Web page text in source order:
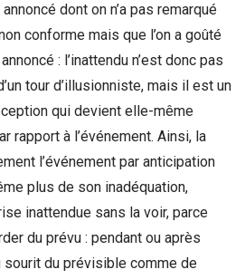
dont on n’a pas remarqué
conforme mais que l’on a goûté
: l’inattendu n’est donc pas
tour d’illusionniste, mais il est un
qui devient elle-même
rapport à l’événement. Ainsi, la
l’événement par anticipation
plus de son inadéquation,
inattendue sans la voir, parce
du prévu : pendant ou après
sourit du prévisible comme de